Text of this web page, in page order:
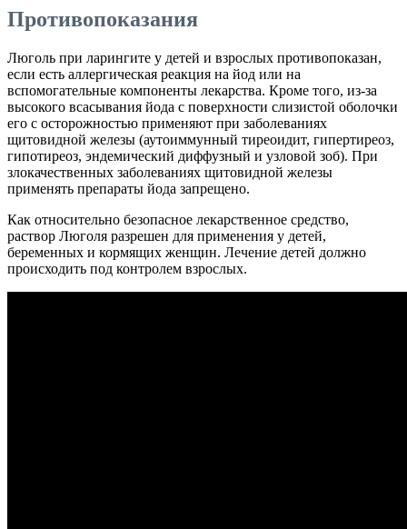
Противопоказания
Люголь при ларингите у детей и взрослых противопоказан,
если есть аллергическая реакция на йод или на
вспомогательные компоненты лекарства. Кроме того, из-за
высокого всасывания йода с поверхности слизистой оболочки
его с осторожностью применяют при заболеваниях
щитовидной железы (аутоиммунный тиреоидит, гипертиреоз,
гипотиреоз, эндемический диффузный и узловой зоб). При
злокачественных заболеваниях щитовидной железы
применять препараты йода запрещено.
Как относительно безопасное лекарственное средство,
раствор Люголя разрешен для применения у детей,
беременных и кормящих женщин. Лечение детей должно
происходить под контролем взрослых.